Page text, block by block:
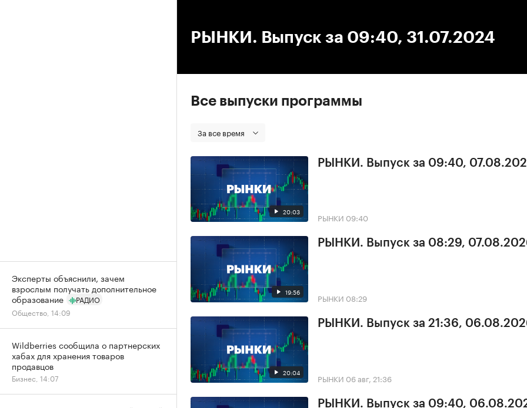
РЫНКИ. Выпуск за 09:40, 31.07.2024
Все выпуски программы
За все время
20:03
РЫНКИ. Выпуск за 09:40,
РЫНКИ 09:40
19:56
РЫНКИ. Выпуск за 08:29,
РЫНКИ 08:29
20:04
РЫНКИ. Выпуск за 21:36,
РЫНКИ 06 авг, 21:36
РЫНКИ. Выпуск за 09:40,
Эксперты объяснили, зачем
взрослым получать дополнительное
образование
РАДИО
Общество, 14:09
Wildberries сообщила о партнерских
хабах для хранения товаров
продавцов
Бизнес, 14:07